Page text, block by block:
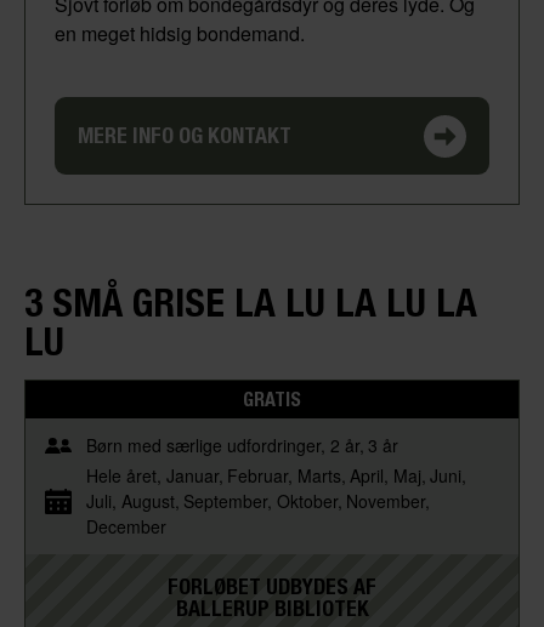
en meget hidsig bondemand.
MERE INFO OG KONTAKT
3 SMÅ GRISE LA LU LA LU LA
LU
GRATIS
Børn med særlige udfordringer 2 år 3 år
Hele året Januar Februar Marts April Maj Juni
Juli August September Oktober November
December
FORLØBET UDBYDES AF
BALLERUP BIBLIOTEK